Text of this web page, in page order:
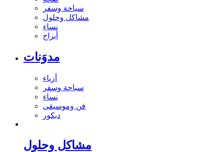
سياحة وسفر
مشاكل وحلول
نساء
أبراج
مدوَنات
أزياء
سياحة وسفر
نساء
فن وموسيقى
ديكور
مشاكل وحلول